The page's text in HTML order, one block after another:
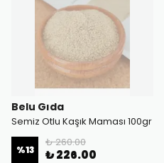
Belu Gıda
Semiz Otlu Kaşık Maması 100gr
%13
₺ 260.00
₺ 226.00